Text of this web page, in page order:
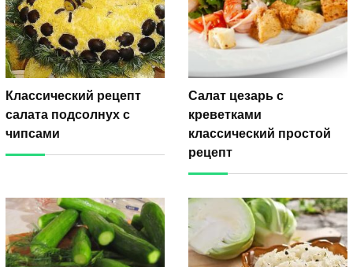
Классический рецепт
салата подсолнух с
чипсами
Салат цезарь с
креветками
классический простой
рецепт